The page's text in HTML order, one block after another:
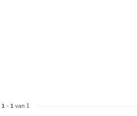
1 - 1 van 1